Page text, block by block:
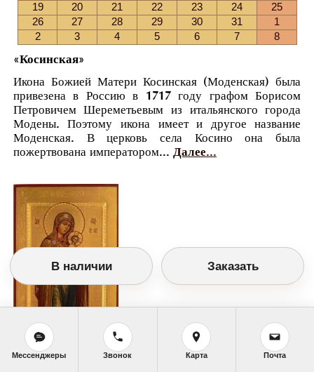
19
20 21 22 23 24
25
26
27 28 29 30 31
1
2
3 4 5 6 7 8
«Косинская»
Икона Божией Матери Косинская (Моденская) была
привезена в Россию в 1717 году графом Борисом
Петровичем Шереметьевым из итальянского города
Модены. Поэтому икона имеет и другое название
Моденская. В церковь села Косино она была
пожертвована императором... Далее...
В наличии Заказать
Мессенджеры Звонок Карта Почта